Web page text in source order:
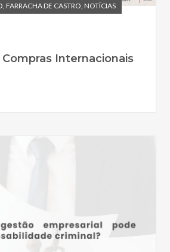
FARRACHA DE CASTRO NOTÍCIAS
Internacionais